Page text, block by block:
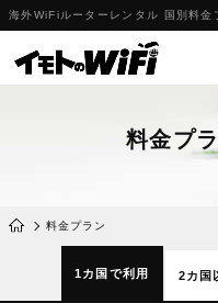
海外WiFiルーターレンタル 国別料金
料金プ
料金プラン
1カ国で利用 2カ国